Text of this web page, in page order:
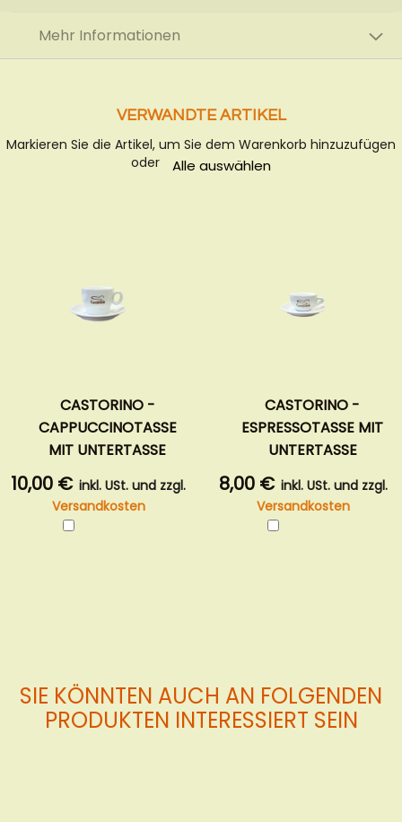
Mehr Informationen
VERWANDTE ARTIKEL
Markieren Sie die Artikel, um Sie dem Warenkorb hinzuzufügen
oder
Alle auswählen
CASTORINO -
CAPPUCCINOTASSE
MIT UNTERTASSE
10,00 € inkl. USt. und zzgl.
Versandkosten
CASTORINO -
ESPRESSOTASSE MIT
UNTERTASSE
8,00 € inkl. USt. und zzgl.
Versandkosten
SIE KÖNNTEN AUCH AN FOLGENDEN
PRODUKTEN INTERESSIERT SEIN